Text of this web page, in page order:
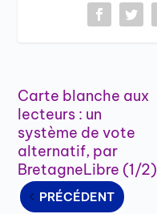
Carte blanche aux
lecteurs : un
système de vote
alternatif, par
BretagneLibre (1/2)
PRÉCÉDENT